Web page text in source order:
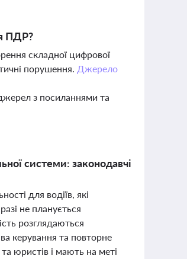
ПДР?
складної цифрової
порушення. Джерело
з посиланнями та
системи: законодавчі
для водіїв, які
не планується
розглядаються
керування та повторне
юристів і мають на меті